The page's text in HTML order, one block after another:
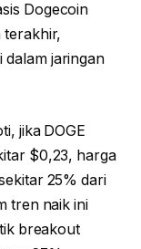
Dogecoin
terakhir,
dalam jaringan
jika DOGE
$0,23, harga
25% dari
tren naik ini
breakout